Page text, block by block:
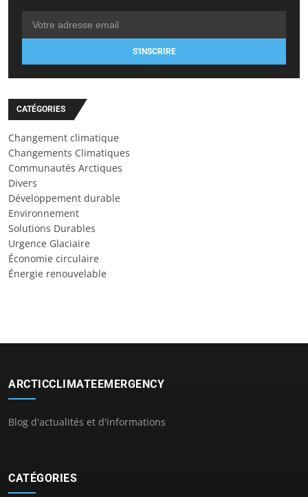
S'INSCRIRE
CATÉGORIES
Changement climatique
Changements Climatiques
Communautés Arctiques
Divers
Développement durable
Environnement
Solutions Durables
Urgence Glaciaire
Économie circulaire
Énergie renouvelable
ARCTICCLIMATEEMERGENCY
Blog d'actualités et d'informations
CATÉGORIES